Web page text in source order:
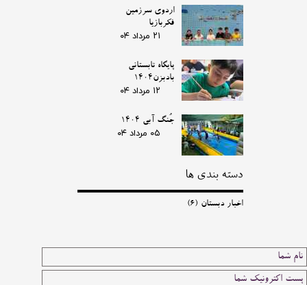
اردوی سرزمین
فکربازیا
۲۱ مرداد ۰۴
پایگاه تابستانی
بادبزن1404
۱۲ مرداد ۰۴
جُنگ آبی 1404
۰۵ مرداد ۰۴
دسته بندی ها
اخبار دبستان (۶)